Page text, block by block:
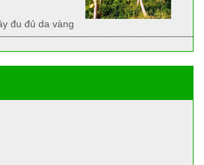
đu đủ da vàng